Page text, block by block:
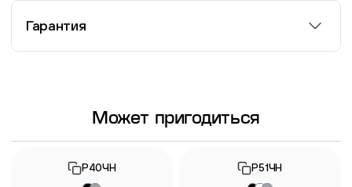
Гарантия
Информация о гарантии
Может пригодиться
Р40ЧН Р51ЧН